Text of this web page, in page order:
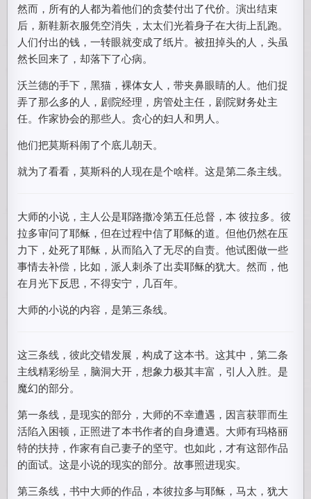
然而，所有的人都为着他们的贪婪付出了代价。演出结束
后，新鞋新衣服凭空消失，太太们光着身子在大街上乱跑。
人们付出的钱，一转眼就变成了纸片。被扭掉头的人，头虽
然长回来了，却落下了心病。
沃兰德的手下，黑猫，裸体女人，带夹鼻眼睛的人。他们捉
弄了那么多的人，剧院经理，房管处主任，剧院财务处主
任。作家协会的那些人。贪心的妇人和男人。
他们把莫斯科闹了个底儿朝天。
就为了看看，莫斯科的人现在是个啥样。这是第二条主线。
大师的小说，主人公是耶路撒冷第五任总督，本 彼拉多。彼
拉多审问了耶稣，但在过程中信了耶稣的道。但他仍然在压
力下，处死了耶稣，从而陷入了无尽的自责。他试图做一些
事情去补偿，比如，派人刺杀了出卖耶稣的犹大。然而，他
在月光下反思，不得安宁，几百年。
大师的小说的内容，是第三条线。
这三条线，彼此交错发展，构成了这本书。这其中，第二条
主线精彩纷呈，脑洞大开，想象力极其丰富，引人入胜。是
魔幻的部分。
第一条线，是现实的部分，大师的不幸遭遇，因言获罪而生
活陷入困顿，正照进了本书作者的自身遭遇。大师有玛格丽
特的扶持，作家有自己妻子的坚守。也如此，才有这部作品
的面试。这是小说的现实的部分。故事照进现实。
第三条线，书中大师的作品，本彼拉多与耶稣，马太，犹大